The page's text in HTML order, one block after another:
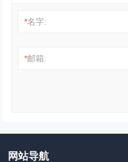
*名字:
*邮箱:
网站导航